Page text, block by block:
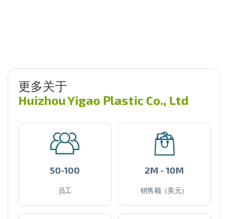
更多关于
Huizhou Yigao Plastic Co., Ltd
50-100
员工
2M - 10M
销售额（美元）